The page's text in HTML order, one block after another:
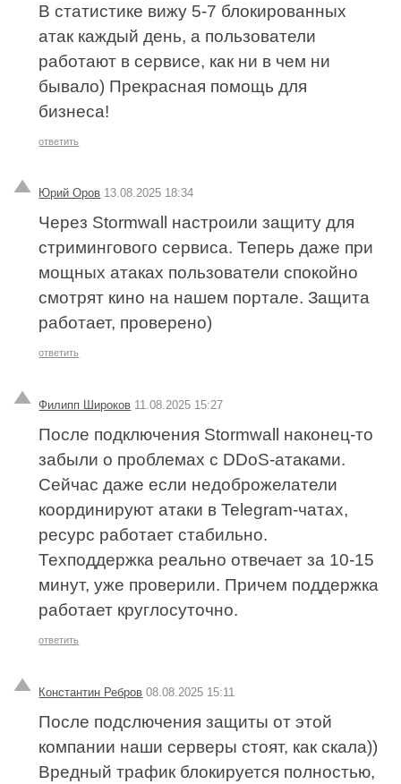
В статистике вижу 5-7 блокированных
атак каждый день, а пользователи
работают в сервисе, как ни в чем ни
бывало) Прекрасная помощь для
бизнеса!
ответить
Юрий Оров 13.08.2025 18:34
Через Stormwall настроили защиту для
стримингового сервиса. Теперь даже при
мощных атаках пользователи спокойно
смотрят кино на нашем портале. Защита
работает, проверено)
ответить
Филипп Широков 11.08.2025 15:27
После подключения Stormwall наконец-то
забыли о проблемах с DDoS-атаками.
Сейчас даже если недоброжелатели
координируют атаки в Telegram-чатах,
ресурс работает стабильно.
Техподдержка реально отвечает за 10-15
минут, уже проверили. Причем поддержка
работает круглосуточно.
ответить
Константин Ребров 08.08.2025 15:11
После подслючения защиты от этой
компании наши серверы стоят, как скала))
Вредный трафик блокируется полностью,